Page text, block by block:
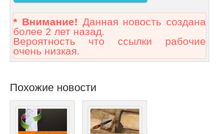
* Внимание! Данная новость создана
более 2 лет назад.
Вероятность что ссылки рабочие
очень низкая.
Похожие новости